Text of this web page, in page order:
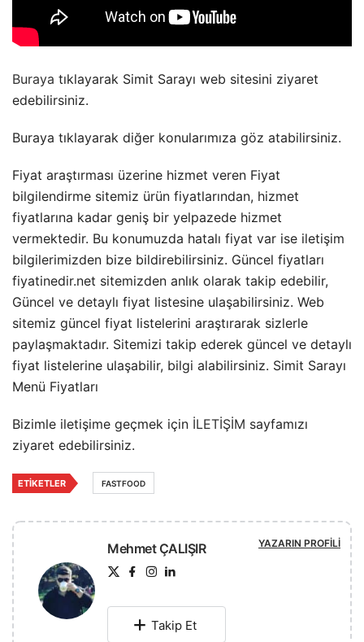
Buraya tıklayarak Simit Sarayı web sitesini ziyaret
edebilirsiniz.
Buraya tıklayarak diğer konularımıza göz atabilirsiniz.
Fiyat araştırması üzerine hizmet veren Fiyat
bilgilendirme sitemiz ürün fiyatlarından, hizmet
fiyatlarına kadar geniş bir yelpazede hizmet
vermektedir. Bu konumuzda hatalı fiyat var ise iletişim
bilgilerimizden bize bildirebilirsiniz. Güncel fiyatları
fiyatinedir.net sitemizden anlık olarak takip edebilir,
Güncel ve detaylı fiyat listesine ulaşabilirsiniz. Web
sitemiz güncel fiyat listelerini araştırarak sizlerle
paylaşmaktadır. Sitemizi takip ederek güncel ve detaylı
fiyat listelerine ulaşabilir, bilgi alabilirsiniz. Simit Sarayı
Menü Fiyatları
Bizimle iletişime geçmek için İLETİŞİM sayfamızı
ziyaret edebilirsiniz.
ETIKETLER FASTFOOD
Mehmet ÇALIŞIR YAZARIN PROFILI
Takip Et